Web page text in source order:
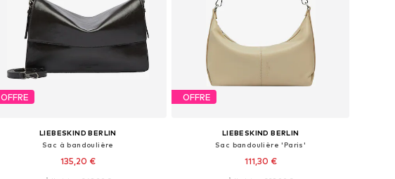
OFFRE
LIEBESKIND BERLIN
Sac à bandoulière
135,20 €
OFFRE
LIEBESKIND BERLIN
Sac bandoulière 'Paris'
111,30 €